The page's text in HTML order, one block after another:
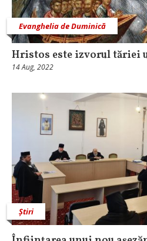
Evanghelia de Duminică
Hristos este izvorul tăriei
14 Aug, 2022
Știri